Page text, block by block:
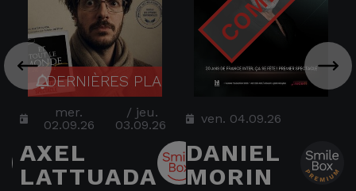
mer.
02.09.26
/ jeu.
03.09.26
AXEL
LATTUADA
ven. 04.09.26
DANIEL
MORIN